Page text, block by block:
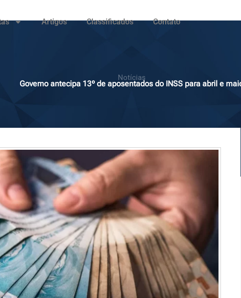
Artigos Classificados Contato
Notícias
Governo antecipa 13º de aposentados do INSS para abril e